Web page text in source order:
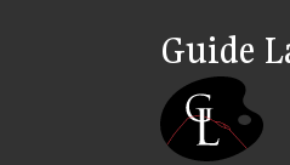
Guide